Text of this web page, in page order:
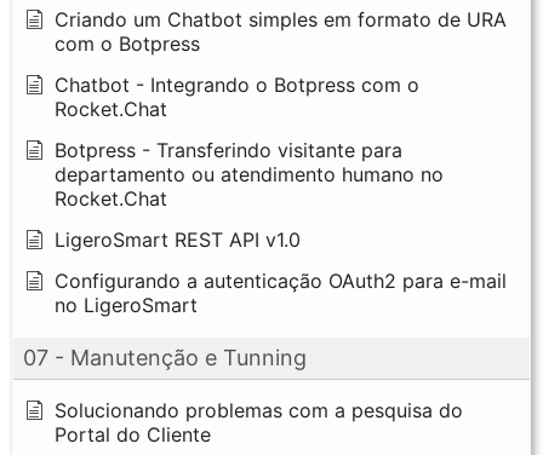
Criando um Chatbot simples em formato de URA
com o Botpress
Chatbot - Integrando o Botpress com o
Rocket.Chat
Botpress - Transferindo visitante para
departamento ou atendimento humano no
Rocket.Chat
LigeroSmart REST API v1.0
Configurando a autenticação OAuth2 para e-mail
no LigeroSmart
07 - Manutenção e Tunning
Solucionando problemas com a pesquisa do
Portal do Cliente